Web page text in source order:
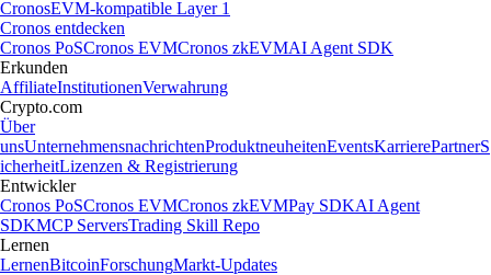
CronosEVM-kompatible Layer 1
Cronos entdecken
Cronos PoSCronos EVMCronos zkEVMAI Agent SDK
Erkunden
AffiliateInstitutionenVerwahrung
Crypto.com
Über
unsUnternehmensnachrichtenProduktneuheitenEventsKarrierePartnerS
icherheitLizenzen & Registrierung
Entwickler
Cronos PoSCronos EVMCronos zkEVMPay SDKAI Agent
SDKMCP ServersTrading Skill Repo
Lernen
LernenBitcoinForschungMarkt-Updates